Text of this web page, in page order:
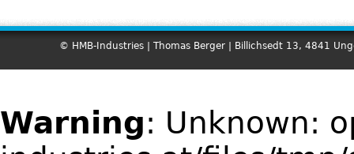
© HMB-Industries | Thomas Berger | Billichsedt 13, 4841
Warning: Unknown: